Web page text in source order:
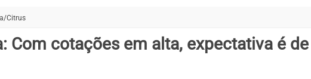
Citrus
Com cotações em alta, expectativa é